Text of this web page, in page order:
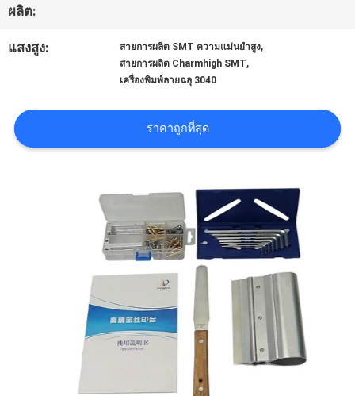
เรา
SHOPPING
ON
ผลิต:
แสงสูง: สายการผลิต SMT ความแม่นยำสูง,
สายการผลิต Charmhigh SMT,
เครื่องพิมพ์ลายฉลุ 3040
ราคาถูกที่สุด